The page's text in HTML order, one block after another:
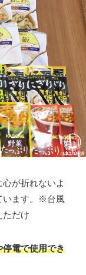
が折れないよ
います。※台風
ただけ
停電で使用でき